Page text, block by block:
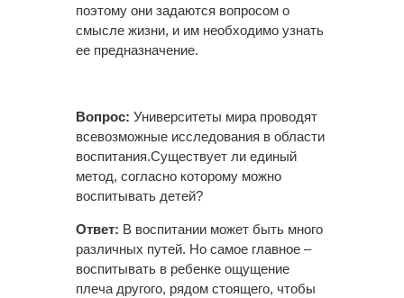
поэтому они задаются вопросом о
смысле жизни, и им необходимо узнать
ее предназначение.
Вопрос: Университеты мира проводят
всевозможные исследования в области
воспитания.Существует ли единый
метод, согласно которому можно
воспитывать детей?
Ответ: В воспитании может быть много
различных путей. Но самое главное –
воспитывать в ребенке ощущение
плеча другого, рядом стоящего, чтобы